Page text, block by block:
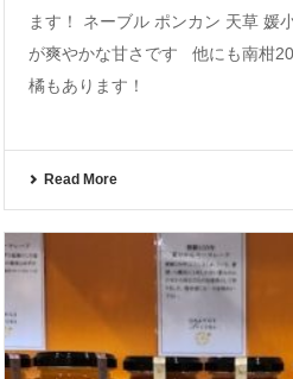
ます！ ネーブル ポンカン 天草 媛
が爽やかな甘さです 他にも南柑
橘もあります！
Read More